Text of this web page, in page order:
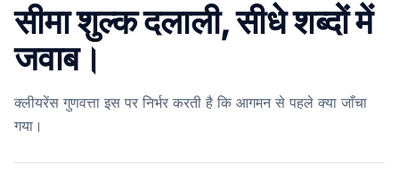
सीमा शुल्क दलाली, सीधे शब्दों में
जवाब।
क्लीयरेंस गुणवत्ता इस पर निर्भर करती है कि आगमन से पहले क्या जाँचा
गया।